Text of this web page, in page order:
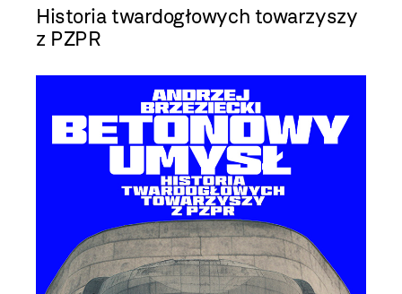
szczegóły
Historia twardogłowych towarzyszy
z PZPR